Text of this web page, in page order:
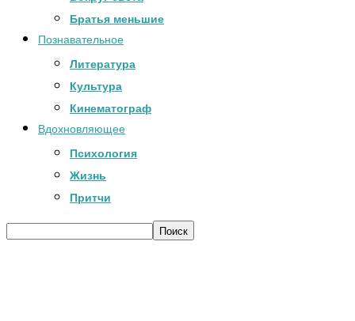
Братья меньшие
Познавательное
Литература
Культура
Кинематограф
Вдохновляющее
Психология
Жизнь
Притчи